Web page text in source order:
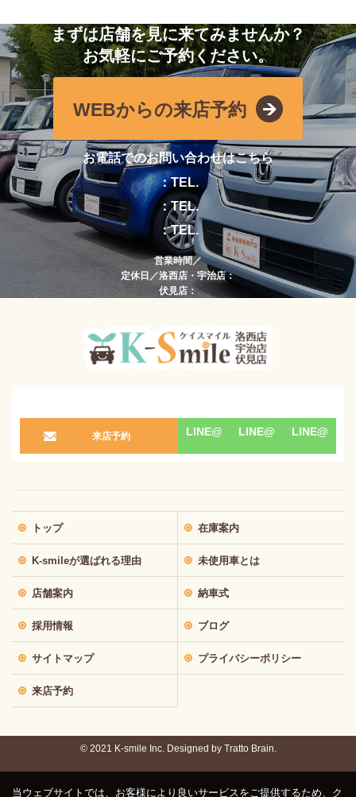
まずは店舗を見に来てみませんか？
お気軽にご予約ください。
WEBからの来店予約
お電話でのお問い合わせはこちら
：TEL.
：TEL.
：TEL.
営業時間／
定休日／洛西店・宇治店：
伏見店：
来店予約 LINE@ LINE@ LINE@
トップ 在庫案内
K-smileが選ばれる理由 未使用車とは
店舗案内 納車式
採用情報 ブログ
サイトマップ プライバシーポリシー
来店予約
© 2021 K-smile Inc. Designed by Tratto Brain.
当ウェブサイトでは、お客様により良いサービスをご提供するため、ク